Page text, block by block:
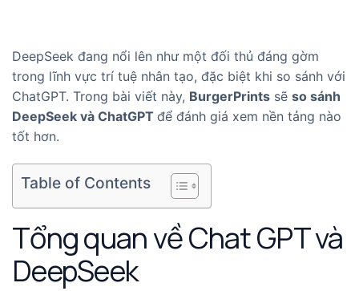
DeepSeek đang nổi lên như một đối thủ đáng gờm
trong lĩnh vực trí tuệ nhân tạo, đặc biệt khi so sánh với
ChatGPT. Trong bài viết này, BurgerPrints sẽ so sánh
DeepSeek và ChatGPT để đánh giá xem nền tảng nào
tốt hơn.
Table of Contents
Tổng quan về Chat GPT và
DeepSeek